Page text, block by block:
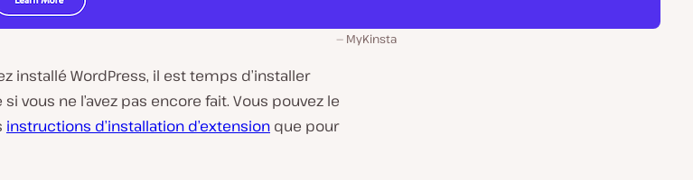
MyKinsta
installé WordPress, il est temps d’installer
vous ne l’avez pas encore fait. Vous pouvez le
instructions d’installation d’extension que pour